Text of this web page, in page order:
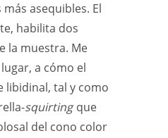
asequibles. El
habilita dos
la muestra. Me
a cómo el
libidinal, tal y como
squirtingque
del cono color